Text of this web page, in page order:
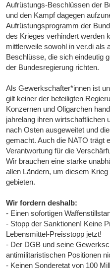
Aufrüstungs-Beschlüssen der
und den Kampf dagegen
Aufrüstungsprogramm der
des Krieges verhindert werden
mittlerweile sowohl in ver.di als
Beschlüsse, die sich eindeutig
der Bundesregierung richten.
Als Gewerkschafter*innen ist
gilt keiner der beteiligten
Konzernen und Oligarchen
jahrelang ihren wirtschaftlichen
nach Osten ausgeweitet und
gemacht. Auch die NATO trägt
Verantwortung für die
Wir brauchen eine starke
allen Ländern, um diesem
gebieten.
Wir fordern deshalb:
- Einen sofortigen
- Stopp der Sanktionen! Keine
Lebensmittel-Preisstopp jetzt!
- Der DGB und seine
antimilitaristischen Positionen
- Keinen Sonderetat von 100